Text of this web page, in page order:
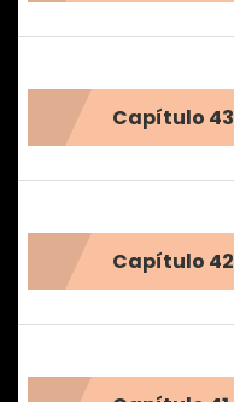
Capítulo 43
Capítulo 42